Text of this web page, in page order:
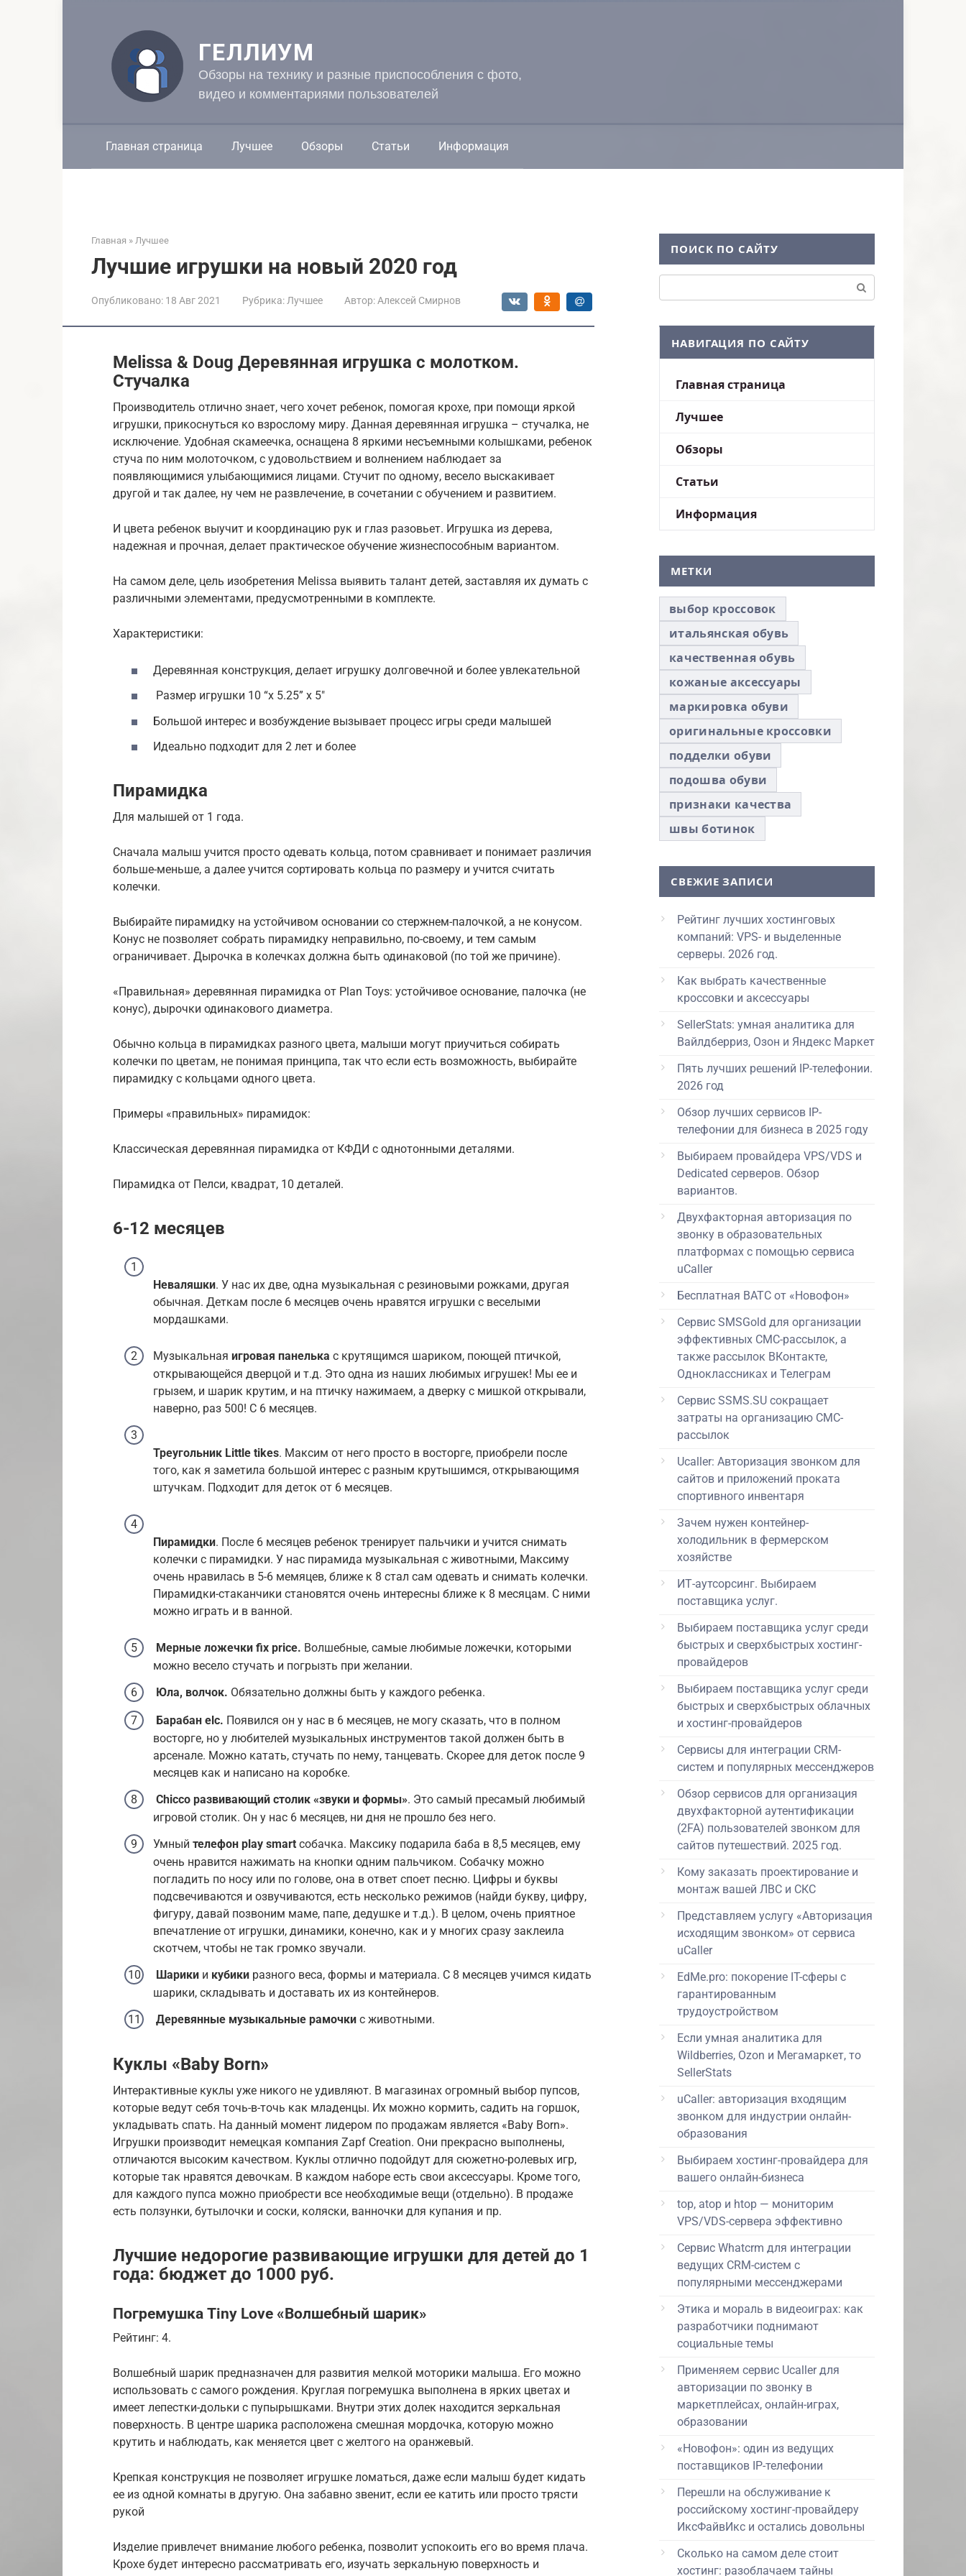
ГЕЛЛИУМ
Обзоры на технику и разные приспособления с фото,
видео и комментариями пользователей
Главная страница Лучшее Обзоры Статьи Информация
Главная » Лучшее
Лучшие игрушки на новый 2020 год
Опубликовано: 18 Авг 2021 Рубрика: Лучшее Автор: Алексей Смирнов
Melissa & Doug Деревянная игрушка с молотком.
Стучалка
Производитель отлично знает, чего хочет ребенок, помогая крохе, при помощи яркой
игрушки, прикоснуться ко взрослому миру. Данная деревянная игрушка – стучалка, не
исключение. Удобная скамеечка, оснащена 8 яркими несъемными колышками, ребенок
стуча по ним молоточком, с удовольствием и волнением наблюдает за
появляющимися улыбающимися лицами. Стучит по одному, весело выскакивает
другой и так далее, ну чем не развлечение, в сочетании с обучением и развитием.
И цвета ребенок выучит и координацию рук и глаз разовьет. Игрушка из дерева,
надежная и прочная, делает практическое обучение жизнеспособным вариантом.
На самом деле, цель изобретения Melissa выявить талант детей, заставляя их думать с
различными элементами, предусмотренными в комплекте.
Характеристики:
Деревянная конструкция, делает игрушку долговечной и более увлекательной
Размер игрушки 10 “x 5.25” x 5″
Большой интерес и возбуждение вызывает процесс игры среди малышей
Идеально подходит для 2 лет и более
Пирамидка
Для малышей от 1 года.
Сначала малыш учится просто одевать кольца, потом сравнивает и понимает различия
больше-меньше, а далее учится сортировать кольца по размеру и учится считать
колечки.
Выбирайте пирамидку на устойчивом основании со стержнем-палочкой, а не конусом.
Конус не позволяет собрать пирамидку неправильно, по-своему, и тем самым
ограничивает. Дырочка в колечках должна быть одинаковой (по той же причине).
«Правильная» деревянная пирамидка от Plan Toys: устойчивое основание, палочка (не
конус), дырочки одинакового диаметра.
Обычно кольца в пирамидках разного цвета, малыши могут приучиться собирать
колечки по цветам, не понимая принципа, так что если есть возможность, выбирайте
пирамидку с кольцами одного цвета.
Примеры «правильных» пирамидок:
Классическая деревянная пирамидка от КФДИ с однотонными деталями.
Пирамидка от Пелси, квадрат, 10 деталей.
6-12 месяцев
Неваляшки. У нас их две, одна музыкальная с резиновыми рожками, другая
обычная. Деткам после 6 месяцев очень нравятся игрушки с веселыми
мордашками.
Музыкальная игровая панелька с крутящимся шариком, поющей птичкой,
открывающейся дверцой и т.д. Это одна из наших любимых игрушек! Мы ее и
грызем, и шарик крутим, и на птичку нажимаем, а дверку с мишкой открывали,
наверно, раз 500! С 6 месяцев.
Треугольник Little tikes. Максим от него просто в восторге, приобрели после
того, как я заметила большой интерес с разным крутышимся, открывающимя
штучкам. Подходит для деток от 6 месяцев.
Пирамидки. После 6 месяцев ребенок тренирует пальчики и учится снимать
колечки с пирамидки. У нас пирамида музыкальная с животными, Максиму
очень нравилась в 5-6 мемяцев, ближе к 8 стал сам одевать и снимать колечки.
Пирамидки-стаканчики становятся очень интересны ближе к 8 месяцам. С ними
можно играть и в ванной.
Мерные ложечки fix price. Волшебные, самые любимые ложечки, которыми
можно весело стучать и погрызть при желании.
Юла, волчок. Обязательно должны быть у каждого ребенка.
Барабан elc. Появился он у нас в 6 месяцев, не могу сказать, что в полном
восторге, но у любителей музыкальных инструментов такой должен быть в
арсенале. Можно катать, стучать по нему, танцевать. Скорее для деток после 9
месяцев как и написано на коробке.
Chicco развивающий столик «звуки и формы». Это самый пресамый любимый
игровой столик. Он у нас 6 месяцев, ни дня не прошло без него.
Умный телефон play smart собачка. Максику подарила баба в 8,5 месяцев, ему
очень нравится нажимать на кнопки одним пальчиком. Собачку можно
погладить по носу или по голове, она в ответ споет песню. Цифры и буквы
подсвечиваются и озвучиваются, есть несколько режимов (найди букву, цифру,
фигуру, давай позвоним маме, папе, дедушке и т.д.). В целом, очень приятное
впечатление от игрушки, динамики, конечно, как и у многих сразу заклеила
скотчем, чтобы не так громко звучали.
Шарики и кубики разного веса, формы и материала. С 8 месяцев учимся кидать
шарики, складывать и доставать их из контейнеров.
Деревянные музыкальные рамочки с животными.
Куклы «Baby Born»
Интерактивные куклы уже никого не удивляют. В магазинах огромный выбор пупсов,
которые ведут себя точь-в-точь как младенцы. Их можно кормить, садить на горшок,
укладывать спать. На данный момент лидером по продажам является «Baby Born».
Игрушки производит немецкая компания Zapf Creation. Они прекрасно выполнены,
отличаются высоким качеством. Куклы отлично подойдут для сюжетно-ролевых игр,
которые так нравятся девочкам. В каждом наборе есть свои аксессуары. Кроме того,
для каждого пупса можно приобрести все необходимые вещи (отдельно). В продаже
есть ползунки, бутылочки и соски, коляски, ванночки для купания и пр.
Лучшие недорогие развивающие игрушки для детей до 1
года: бюджет до 1000 руб.
Погремушка Tiny Love «Волшебный шарик»
Рейтинг: 4.
Волшебный шарик предназначен для развития мелкой моторики малыша. Его можно
использовать с самого рождения. Круглая погремушка выполнена в ярких цветах и
имеет лепестки-дольки с пупырышками. Внутри этих долек находится зеркальная
поверхность. В центре шарика расположена смешная мордочка, которую можно
крутить и наблюдать, как меняется цвет с желтого на оранжевый.
Крепкая конструкция не позволяет игрушке ломаться, даже если малыш будет кидать
ее из одной комнаты в другую. Она забавно звенит, если ее катить или просто трясти
рукой
Изделие привлечет внимание любого ребенка, позволит успокоить его во время плача.
Крохе будет интересно рассматривать его, изучать зеркальную поверхность и
ПОИСК ПО САЙТУ
НАВИГАЦИЯ ПО САЙТУ
Главная страница
Лучшее
Обзоры
Статьи
Информация
МЕТКИ
выбор кроссовок
итальянская обувь
качественная обувь
кожаные аксессуары
маркировка обуви
оригинальные кроссовки
подделки обуви
подошва обуви
признаки качества
швы ботинок
СВЕЖИЕ ЗАПИСИ
Рейтинг лучших хостинговых
компаний: VPS- и выделенные
серверы. 2026 год.
Как выбрать качественные
кроссовки и аксессуары
SellerStats: умная аналитика для
Вайлдберриз, Озон и Яндекс Маркет
Пять лучших решений IP-телефонии.
2026 год
Обзор лучших сервисов IP-
телефонии для бизнеса в 2025 году
Выбираем провайдера VPS/VDS и
Dedicated серверов. Обзор
вариантов.
Двухфакторная авторизация по
звонку в образовательных
платформах с помощью сервиса
uCaller
Бесплатная ВАТС от «Новофон»
Сервис SMSGold для организации
эффективных СМС-рассылок, а
также рассылок ВКонтакте,
Одноклассниках и Телеграм
Сервис SSMS.SU сокращает
затраты на организацию СМС-
рассылок
Ucaller: Авторизация звонком для
сайтов и приложений проката
спортивного инвентаря
Зачем нужен контейнер-
холодильник в фермерском
хозяйстве
ИТ-аутсорсинг. Выбираем
поставщика услуг.
Выбираем поставщика услуг среди
быстрых и сверхбыстрых хостинг-
провайдеров
Выбираем поставщика услуг среди
быстрых и сверхбыстрых облачных
и хостинг-провайдеров
Сервисы для интеграции CRM-
систем и популярных мессенджеров
Обзор сервисов для организация
двухфакторной аутентификации
(2FA) пользователей звонком для
сайтов путешествий. 2025 год.
Кому заказать проектирование и
монтаж вашей ЛВС и СКС
Представляем услугу «Авторизация
исходящим звонком» от сервиса
uCaller
EdMe.pro: покорение IT-сферы с
гарантированным
трудоустройством
Если умная аналитика для
Wildberries, Ozon и Мегамаркет, то
SellerStats
uCaller: авторизация входящим
звонком для индустрии онлайн-
образования
Выбираем хостинг-провайдера для
вашего онлайн-бизнеса
top, atop и htop — мониторим
VPS/VDS-сервера эффективно
Сервис Whatcrm для интеграции
ведущих CRM-систем с
популярными мессенджерами
Этика и мораль в видеоиграх: как
разработчики поднимают
социальные темы
Применяем сервис Ucaller для
авторизации по звонку в
маркетплейсах, онлайн-играх,
образовании
«Новофон»: один из ведущих
поставщиков IP-телефонии
Перешли на обслуживание к
российскому хостинг-провайдеру
ИксФайвИкс и остались довольны
Сколько на самом деле стоит
хостинг: разоблачаем тайны